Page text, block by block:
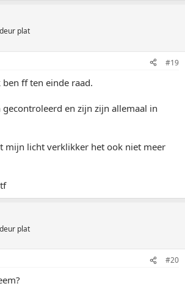
plat
#19
ben ff ten einde raad.
gecontroleerd en zijn zijn allemaal in
mijn licht verklikker het ook niet meer
plat
#20